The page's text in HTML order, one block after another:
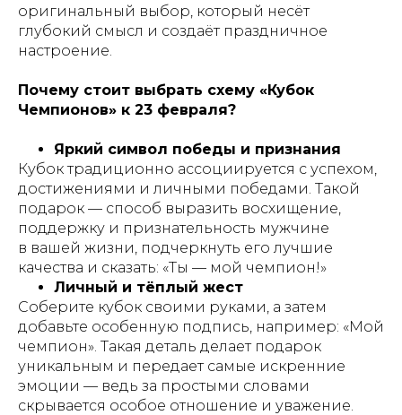
оригинальный выбор, который несёт
глубокий смысл и создаёт праздничное
настроение.
Почему стоит выбрать схему «Кубок
Чемпионов» к 23 февраля?
Яркий символ победы и признания
Кубок традиционно ассоциируется с успехом,
достижениями и личными победами. Такой
подарок — способ выразить восхищение,
поддержку и признательность мужчине
в вашей жизни, подчеркнуть его лучшие
качества и сказать: «Ты — мой чемпион!»
Личный и тёплый жест
Соберите кубок своими руками, а затем
добавьте особенную подпись, например: «Мой
чемпион». Такая деталь делает подарок
уникальным и передает самые искренние
эмоции — ведь за простыми словами
скрывается особое отношение и уважение.